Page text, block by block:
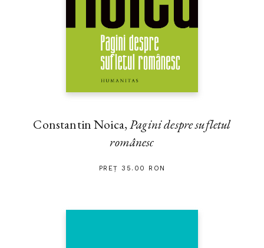
Constantin Noica,Pagini despre sufletul
românesc
PREȚ 35.00 RON